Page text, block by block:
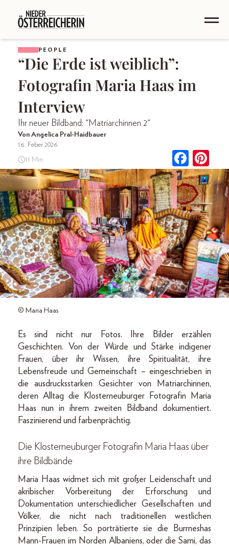
PEOPLE
“Die Erde ist weiblich”:
Fotografin Maria Haas im
Interview
Ihr neuer Bildband: "Matriarchinnen 2"
Von Angelica Pral-Haidbauer
16. Feber 2026
11 Min.
© Maria Haas
Es sind nicht nur Fotos. Ihre Bilder erzählen
Geschichten. Von der Würde und Stärke indigener
Frauen, über ihr Wissen, ihre Spiritualität, ihre
Lebensfreude und Gemeinschaft – eingeschrieben in
die ausdrucksstarken Gesichter von Matriarchinnen,
deren Alltag die Klosterneuburger Fotografin Maria
Haas nun in ihrem zweiten Bildband dokumentiert.
Faszinierend und farbenprächtig.
Die Klosterneuburger Fotografin Maria Haas über
ihre Bildbände
Maria Haas widmet sich mit großer Leidenschaft und
akribischer Vorbereitung der Erforschung und
Dokumentation unterschiedlicher Gesellschaften und
Völker, die nicht nach traditionellen westlichen
Prinzipien leben. So porträtierte sie die Burrneshas
Mann-Frauen im Norden Albaniens, oder die Sami, das